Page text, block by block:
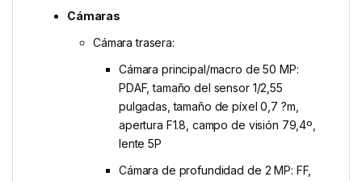
Cámaras
Cámara trasera:
Cámara principal/macro de 50 MP:
PDAF, tamaño del sensor 1/2,55
pulgadas, tamaño de píxel 0,7 ?m,
apertura F1.8, campo de visión 79,4º,
lente 5P
Cámara de profundidad de 2 MP: FF,